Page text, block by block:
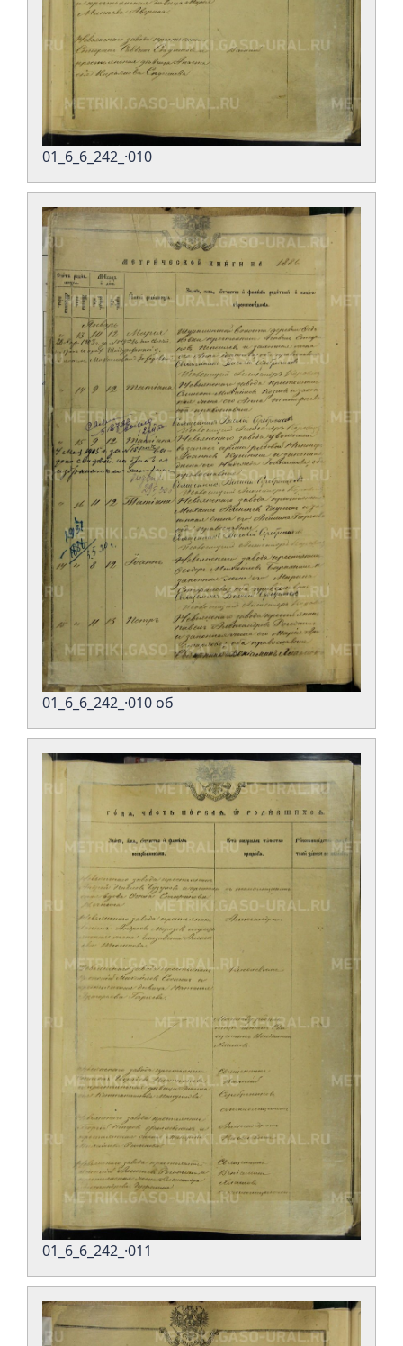
01_6_6_242_·010
01_6_6_242_·010 об
01_6_6_242_·011